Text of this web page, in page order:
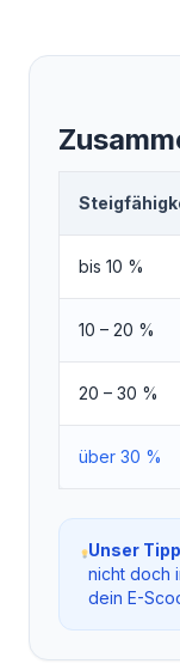
bis 10 %
10 – 20 %
20 – 30 %
über 30 %
Unser
nicht doch
dein E-